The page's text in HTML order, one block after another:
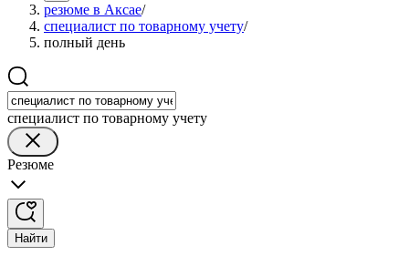
резюме в Аксае/
специалист по товарному учету/
полный день
специалист по товарному учету
Резюме
Найти